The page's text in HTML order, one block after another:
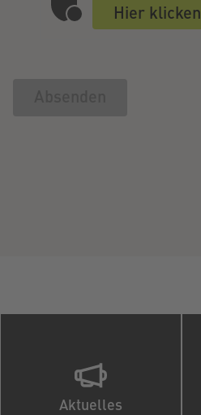
Hier klicken
Aktuelles